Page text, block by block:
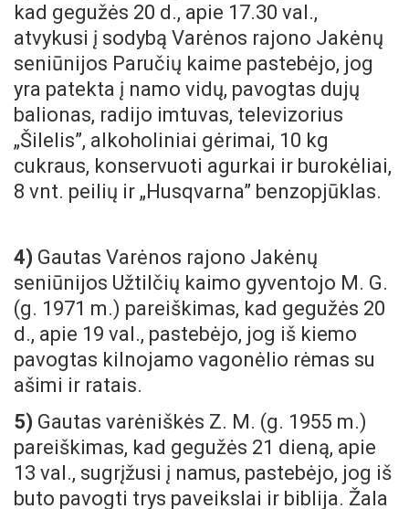
kad gegužės 20 d., apie 17.30 val.,
atvykusi į sodybą Varėnos rajono Jakėnų
seniūnijos Paručių kaime pastebėjo, jog
yra patekta į namo vidų, pavogtas dujų
balionas, radijo imtuvas, televizorius
„Šilelis”, alkoholiniai gėrimai, 10 kg
cukraus, konservuoti agurkai ir burokėliai,
8 vnt. peilių ir „Husqvarna” benzopjūklas.
4) Gautas Varėnos rajono Jakėnų
seniūnijos Užtilčių kaimo gyventojo M. G.
(g. 1971 m.) pareiškimas, kad gegužės 20
d., apie 19 val., pastebėjo, jog iš kiemo
pavogtas kilnojamo vagonėlio rėmas su
ašimi ir ratais.
5) Gautas varėniškės Z. M. (g. 1955 m.)
pareiškimas, kad gegužės 21 dieną, apie
13 val., sugrįžusi į namus, pastebėjo, jog iš
buto pavogti trys paveikslai ir biblija. Žala